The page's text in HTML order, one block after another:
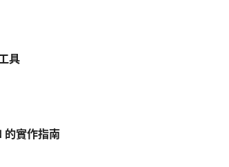
具
的實作指南